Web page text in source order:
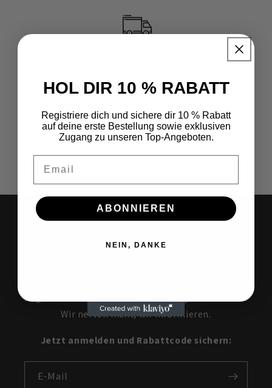
Dein Paket kommt CO2-neutral zu dir nach
Fußabdruck bei jedem Schritt. Papas Bonus: Ab
50 € Bestellwert gehen die Versandkosten uns
10 % sparen. Keine
Ausreden.
Angebote und alles, was Väter bewegt. Hand drauf:
Wir nerven nicht, wir informieren.
Jetzt anmelden und Rabattcode sichern:
E-Mail
HOL DIR 10 % RABATT
Registriere dich und sichere dir 10 % Rabatt
auf deine erste Bestellung sowie exklusiven
Zugang zu unseren Top-Angeboten.
ABONNIEREN
NEIN, DANKE